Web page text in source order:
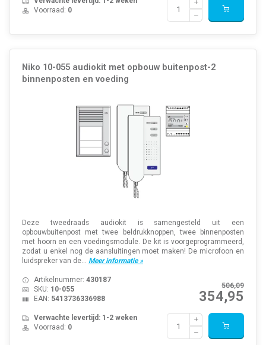
Voorraad: 0
Niko 10-055 audiokit met opbouw buitenpost-2
binnenposten en voeding
Deze tweedraads audiokit is samengesteld uit een
opbouwbuitenpost met twee beldrukknoppen, twee binnenposten
met hoorn en een voedingsmodule. De kit is voorgeprogrammeerd,
zodat u enkel nog de aansluitingen moet maken! De microfoon en
luidspreker van de... Meer informatie »
506,09
354,95
Artikelnummer: 430187
SKU: 10-055
EAN: 5413736336988
Verwachte levertijd: 1-2 weken
Voorraad: 0